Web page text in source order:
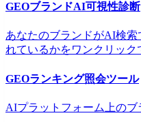
GEOブランドAI可視性診断
あなたのブランドがAI検
れているかをワンクリック
GEOランキング照会ツール
AIプラットフォーム上の